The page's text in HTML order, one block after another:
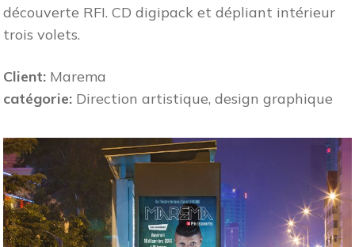
découverte RFI. CD digipack et dépliant intérieur
trois volets.
Client: Marema
catégorie: Direction artistique, design graphique